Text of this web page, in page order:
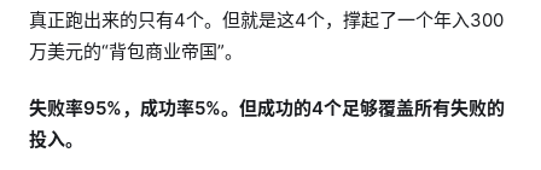
真正跑出来的只有4个。但就是这4个，撑起了一个年入300
万美元的“背包商业帝国”。
失败率95%，成功率5%。但成功的4个足够覆盖所有失败的
投入。